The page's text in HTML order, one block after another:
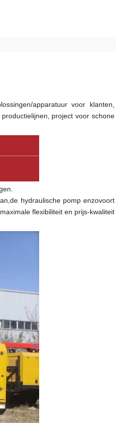
apparatuur voor klanten,
project voor schone
hydraulische pomp enzovoort
flexibiliteit en prijs-kwaliteit